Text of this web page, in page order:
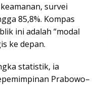
survei
85,8%. Kompas
ini adalah “modal
ke depan.
statistik, ia
Prabowo–